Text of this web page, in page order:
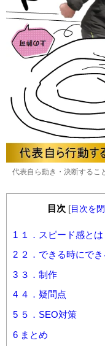
代表自ら動き・決断するこ
目次 [目次を
1 １．スピード感とは
2 ２．できる時にで
3 ３．制作
4 ４．疑問点
5 ５．SEO対策
6 まとめ